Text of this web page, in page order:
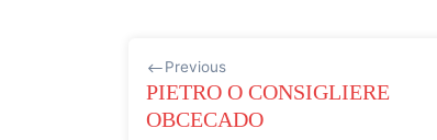
Navegação
de
Post
Previous
PIETRO O CONSIGLIERE
OBCECADO